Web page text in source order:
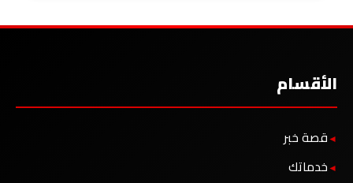
الأقسام
قصة خبر
خدماتك